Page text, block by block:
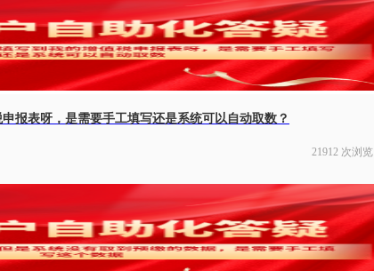
报表呀，是需要手工填写还是系统可以自动取数？
21912 次浏览